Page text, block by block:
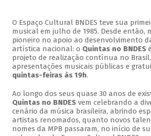
O Espaço Cultural BNDES teve sua
musical em julho de 1985. Desde então,
pioneiro no apoio ao desenvolvimento
artística nacional: o Quintas no BNDES
projeto de realização contínua no
apresentações musicais públicas e
quintas-feiras às 19h.
Ao longo dos seus quase 30 anos de
Quintas no BNDESvem celebrando a
cenário da música brasileira, abrindo
artistas renomados, quanto novos
nomes da MPB passaram, no início de